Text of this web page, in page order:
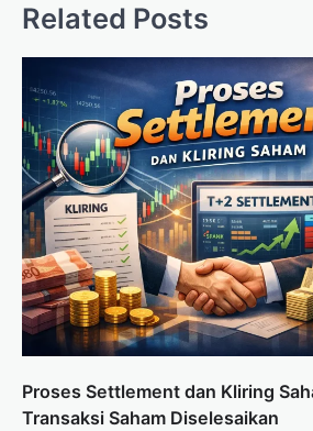
Related Posts
Proses Settlement dan Kliring
Transaksi Saham Diselesaikan